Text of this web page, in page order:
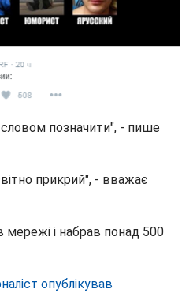
позначити", - пише
прикрий", - вважає
і набрав понад 500
опублікував